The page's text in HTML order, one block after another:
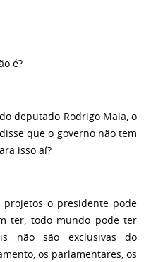
é?
deputado Rodrigo Maia, o
que o governo não tem
isso aí?
projetos o presidente pode
ter, todo mundo pode ter
não são exclusivas do
os parlamentares, os